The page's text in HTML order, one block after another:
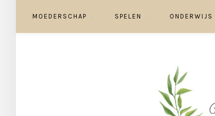
MOEDERSCHAP SPELEN ONDERWIJS